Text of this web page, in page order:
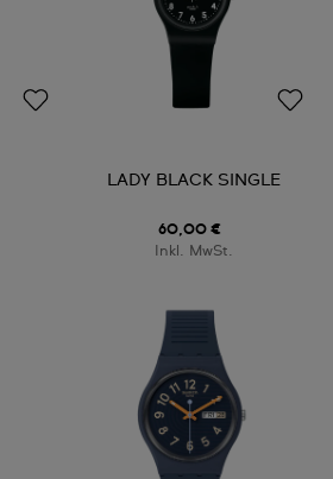
LADY BLACK SINGLE
60,00 €
Inkl. MwSt.